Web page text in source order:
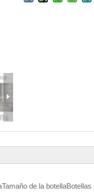
Tamaño de la botellaBotellas